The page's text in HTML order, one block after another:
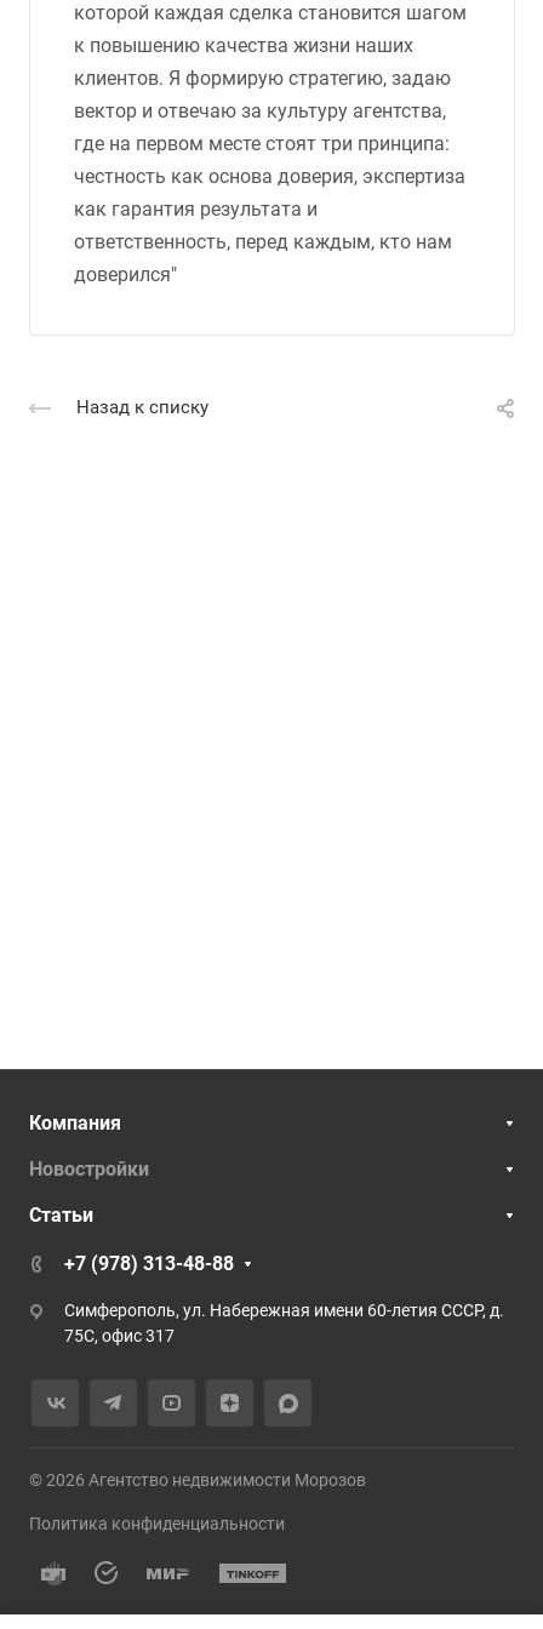
которой каждая сделка становится шагом
к повышению качества жизни наших
клиентов. Я формирую стратегию, задаю
вектор и отвечаю за культуру агентства,
где на первом месте стоят три принципа:
честность как основа доверия, экспертиза
как гарантия результата и
ответственность, перед каждым, кто нам
доверился"
Назад к списку
Компания
Новостройки
Статьи
+7 (978) 313-48-88
Симферополь, ул. Набережная имени 60-летия СССР, д.
75С, офис 317
© 2026 Агентство недвижимости Морозов
Политика конфиденциальности